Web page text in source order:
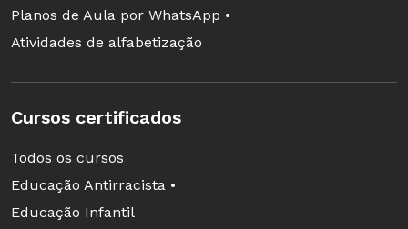
Planos de Aula por WhatsApp •
Atividades de alfabetização
Cursos certificados
Todos os cursos
Educação Antirracista •
Educação Infantil